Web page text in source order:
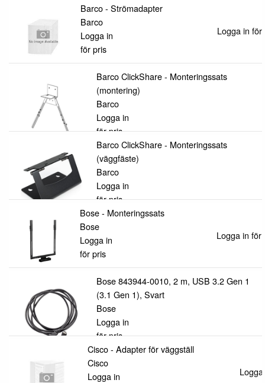
Barco - Strömadapter
Barco
Logga in
för pris
Logga in för
Barco ClickShare - Monteringssats
(montering)
Barco
Logga in
för pris
Barco ClickShare - Monteringssats
(väggfäste)
Barco
Logga in
för pris
Bose - Monteringssats
Bose
Logga in
för pris
Logga in för
Bose 843944-0010, 2 m, USB 3.2 Gen 1
(3.1 Gen 1), Svart
Bose
Logga in
för pris
Cisco - Adapter för väggställ
Cisco
Logga in